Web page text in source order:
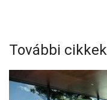
További cikkek